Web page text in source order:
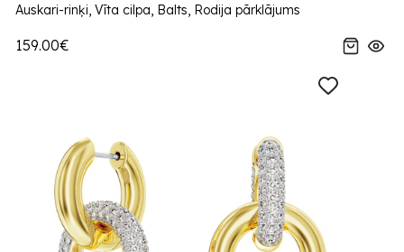
Auskari-rinķi, Vīta cilpa, Balts, Rodija pārklājums
159.00€